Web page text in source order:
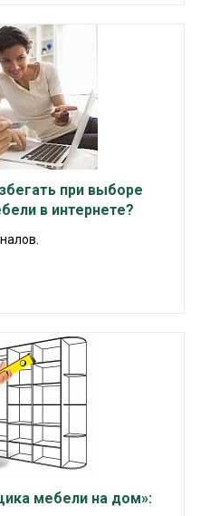
при выборе
в интернете?
мебели на дом»: